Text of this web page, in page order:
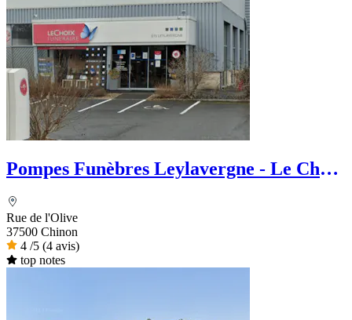
Pompes Funèbres Leylavergne - Le Choix
Rue de l'Olive
37500 Chinon
4 /5 (4 avis)
top notes